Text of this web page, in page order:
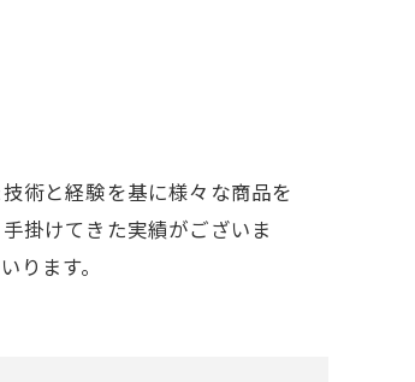
術と経験を基に様々な商品を
掛けてきた実績がございま
ます。